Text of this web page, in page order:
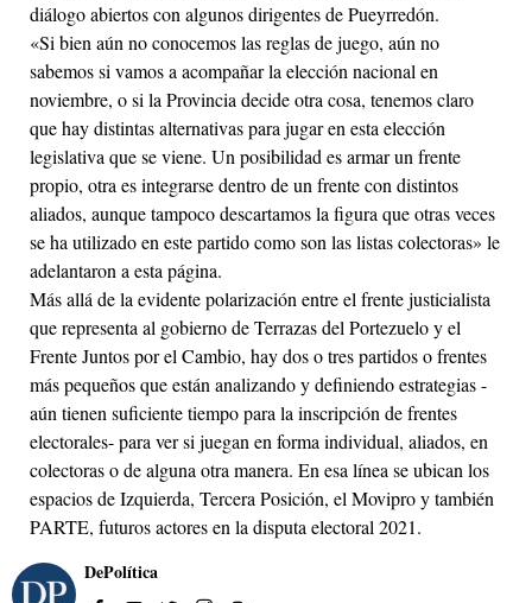
diálogo abiertos con algunos dirigentes de Pueyrredón.
«Si bien aún no conocemos las reglas de juego, aún no
sabemos si vamos a acompañar la elección nacional en
noviembre, o si la Provincia decide otra cosa, tenemos claro
que hay distintas alternativas para jugar en esta elección
legislativa que se viene. Un posibilidad es armar un frente
propio, otra es integrarse dentro de un frente con distintos
aliados, aunque tampoco descartamos la figura que otras veces
se ha utilizado en este partido como son las listas colectoras» le
adelantaron a esta página.
Más allá de la evidente polarización entre el frente justicialista
que representa al gobierno de Terrazas del Portezuelo y el
Frente Juntos por el Cambio, hay dos o tres partidos o frentes
más pequeños que están analizando y definiendo estrategias -
aún tienen suficiente tiempo para la inscripción de frentes
electorales- para ver si juegan en forma individual, aliados, en
colectoras o de alguna otra manera. En esa línea se ubican los
espacios de Izquierda, Tercera Posición, el Movipro y también
PARTE, futuros actores en la disputa electoral 2021.
DePolítica